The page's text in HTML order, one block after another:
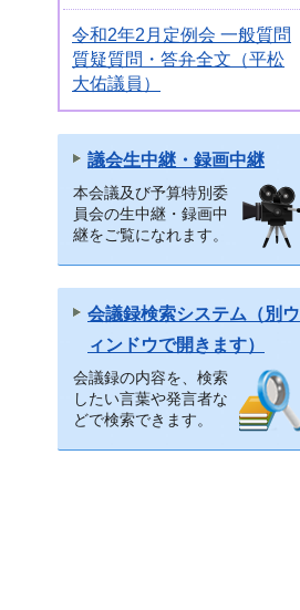
令和2年2月定例会 一般質問
質疑質問・答弁全文（平松
大佑議員）
議会生中継・録画中継
本会議及び予算特別委
員会の生中継・録画中
継をご覧になれます。
会議録検索システム（別ウ
ィンドウで開きます）
会議録の内容を、検索
したい言葉や発言者な
どで検索できます。